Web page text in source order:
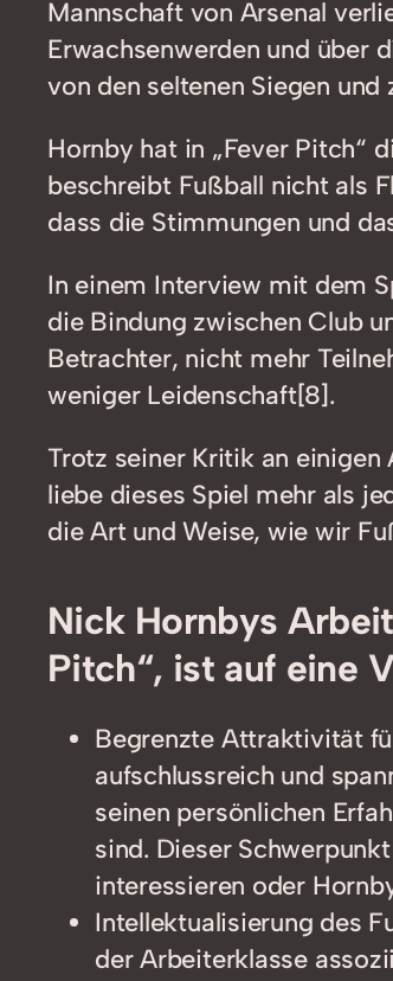
Mannschaft von Arsenal
Erwachsenwerden und über
von den seltenen Siegen
Hornby hat in „Fever Pitch“
beschreibt Fußball nicht als
dass die Stimmungen und
In einem Interview mit dem
die Bindung zwischen Club
Betrachter, nicht mehr
weniger Leidenschaft[8].
Trotz seiner Kritik an einigen
liebe dieses Spiel mehr als
die Art und Weise, wie wir
Nick Hornbys
Pitch“, ist auf eine
Begrenzte Attraktivität
aufschlussreich und
seinen persönlichen
sind. Dieser
interessieren oder
Intellektualisierung des
der Arbeiterklasse